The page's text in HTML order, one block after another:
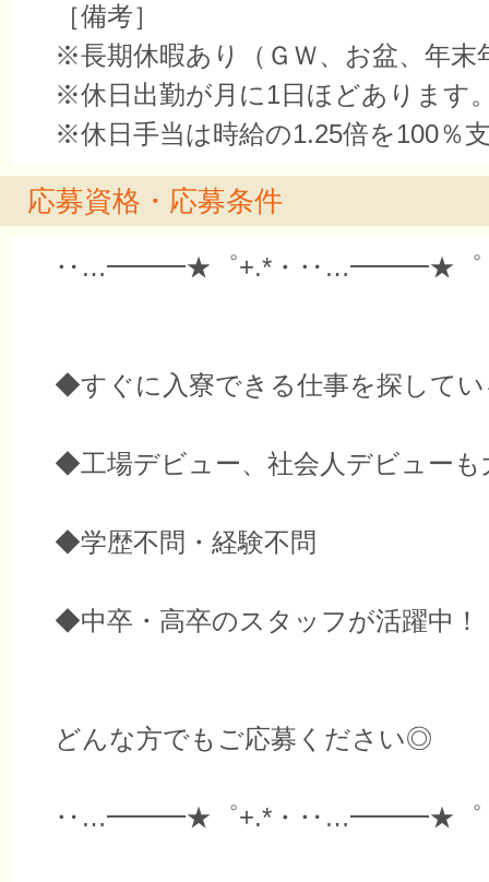
［備考］
※長期休暇あり（ＧＷ、お盆、年末
※休日出勤が月に1日ほどあります
※休日手当は時給の1.25倍を100％
応募資格・応募条件
‥…━━━★゜+.*・‥…━━━★゜
◆すぐに入寮できる仕事を探して
◆工場デビュー、社会人デビューも
◆学歴不問・経験不問
◆中卒・高卒のスタッフが活躍中！
どんな方でもご応募ください◎
‥…━━━★゜+.*・‥…━━━★゜